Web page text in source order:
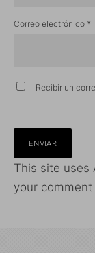
Correo electrónico *
Recibir un
This site uses
your